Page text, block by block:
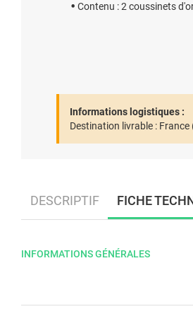
Contenu : 2 coussinets
Informations logistiques :
Destination livrable : France
DESCRIPTIF FICHE
INFORMATIONS GÉNÉRALES